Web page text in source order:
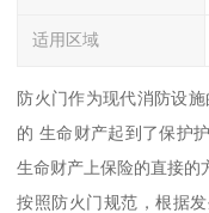
适用区域
防火门作为现代消防设
的 生命财产起到了保护
生命财产上保险的直接的
按照防火门规范，根据